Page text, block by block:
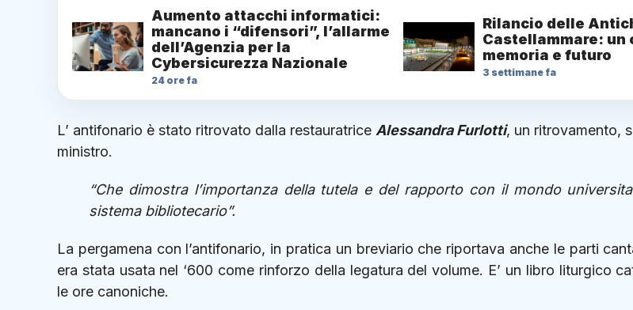
Aumento attacchi informatici:
mancano i “difensori”, l’allarme
dell’Agenzia per la
Cybersicurezza Nazionale
24 ore fa
Rilancio delle
Castellammare: un
memoria e futuro
3 settimane fa
L’ antifonario è stato ritrovato dalla restauratrice Alessandra Furlotti, un ritrovamento,
ministro.
“Che dimostra l’importanza della tutela e del rapporto con il mondo
sistema bibliotecario”.
La pergamena con l’antifonario, in pratica un breviario che riportava anche le parti
era stata usata nel ‘600 come rinforzo della legatura del volume. E’ un libro liturgico
le ore canoniche.